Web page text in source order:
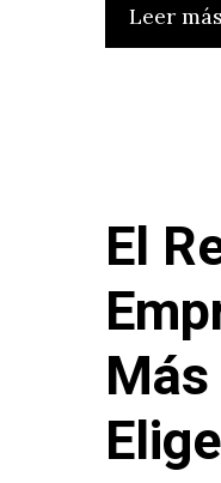
Leer más
El